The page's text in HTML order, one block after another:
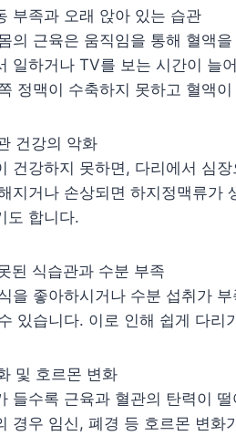
부족과 오래 앉아 있는 습관
의 근육은 움직임을 통해 혈액
일하거나 TV를 보는 시간이 늘
정맥이 수축하지 못하고 혈액
건강의 악화
건강하지 못하면, 다리에서 심
지거나 손상되면 하지정맥류가
도 합니다.
된 식습관과 수분 부족
을 좋아하시거나 수분 섭취가
있습니다. 이로 인해 쉽게 다리
및 호르몬 변화
들수록 근육과 혈관의 탄력이
경우 임신, 폐경 등 호르몬 변화